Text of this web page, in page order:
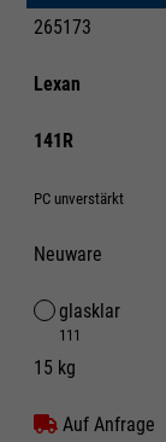
265173
Lexan
141R
PC unverstärkt
Neuware
glasklar
111
15 kg
Auf Anfrage